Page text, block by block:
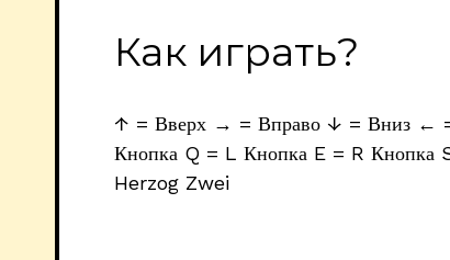
Как играть?
↑ = Вверх → = Вправо ↓ = Вниз ← =
Кнопка Q = L Кнопка E = R
Herzog Zwei